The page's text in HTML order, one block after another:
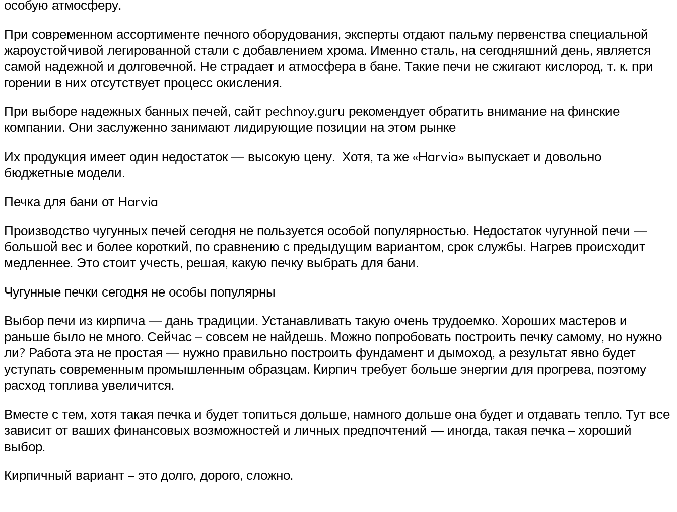
особую атмосферу.
При современном ассортименте печного оборудования, эксперты отдают пальму первенства специальной
жароустойчивой легированной стали с добавлением хрома. Именно сталь, на сегодняшний день, является
самой надежной и долговечной. Не страдает и атмосфера в бане. Такие печи не сжигают кислород, т. к. при
горении в них отсутствует процесс окисления.
При выборе надежных банных печей, сайт pechnoy.guru рекомендует обратить внимание на финские
компании. Они заслуженно занимают лидирующие позиции на этом рынке
Их продукция имеет один недостаток — высокую цену. Хотя, та же «Harvia» выпускает и довольно
бюджетные модели.
Печка для бани от Harvia
Производство чугунных печей сегодня не пользуется особой популярностью. Недостаток чугунной печи —
большой вес и более короткий, по сравнению с предыдущим вариантом, срок службы. Нагрев происходит
медленнее. Это стоит учесть, решая, какую печку выбрать для бани.
Чугунные печки сегодня не особы популярны
Выбор печи из кирпича — дань традиции. Устанавливать такую очень трудоемко. Хороших мастеров и
раньше было не много. Сейчас – совсем не найдешь. Можно попробовать построить печку самому, но нужно
ли? Работа эта не простая — нужно правильно построить фундамент и дымоход, а результат явно будет
уступать современным промышленным образцам. Кирпич требует больше энергии для прогрева, поэтому
расход топлива увеличится.
Вместе с тем, хотя такая печка и будет топиться дольше, намного дольше она будет и отдавать тепло. Тут все
зависит от ваших финансовых возможностей и личных предпочтений — иногда, такая печка – хороший
выбор.
Кирпичный вариант – это долго, дорого, сложно.